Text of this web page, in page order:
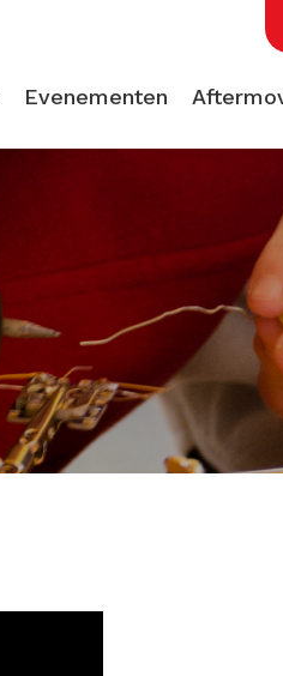
Evenementen